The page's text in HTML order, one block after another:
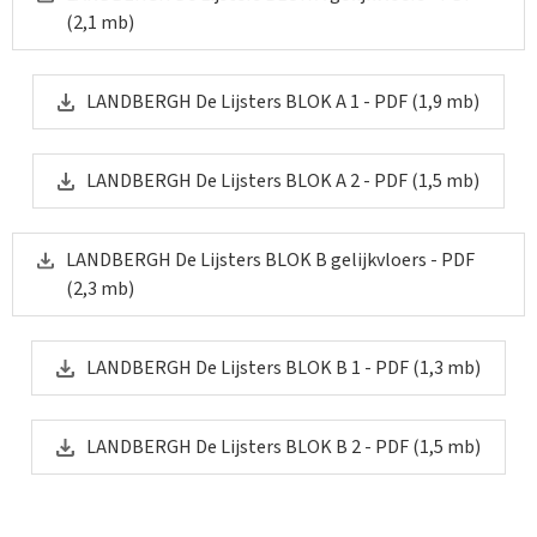
De balustrades worden uitgevoerd in aluminium spijltjes
zwart/grijskleurig (volgens keuze van de architect). en
worden afgewerkt met een betegeling volgens de keuze
van de architect.
De terrassen op de tweede verdieping, zijde voorgevel,
hebben uitzonderlijk plantenbakken met beplanting.
Buitenschrijnwerk
Alle ramen van de appartementen worden uitgevoerd in
aluminium, kleur zwart/grijskleur. Alle beglaasde
elementen bestaan uit heldere dubbele super isolerende
dubbele beglazing met Ug-waarde van
moment van vergunning en de EPB berekening).
De algemene inrijpoort van de keldergarage is een
(2,1 mb)
LANDBERGH De Lijsters BLOK A 1 - PDF(1,9 mb)
LANDBERGH De Lijsters BLOK A 2 - PDF(1,5 mb)
LANDBERGH De Lijsters BLOK B gelijkvloers - PDF
(2,3 mb)
LANDBERGH De Lijsters BLOK B 1 - PDF(1,3 mb)
LANDBERGH De Lijsters BLOK B 2 - PDF(1,5 mb)